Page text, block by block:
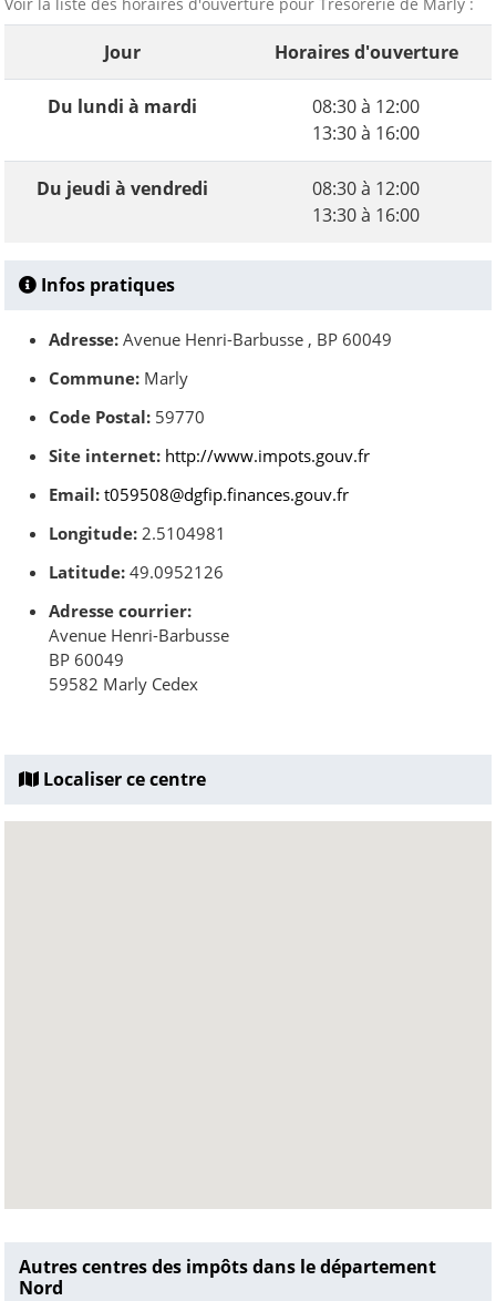
Jour Horaires d'ouverture
Du lundi à mardi
08:30 à 12:00
13:30 à 16:00
Du jeudi à vendredi
08:30 à 12:00
13:30 à 16:00
Infos pratiques
Adresse: Avenue Henri-Barbusse , BP 60049
Commune: Marly
Code Postal: 59770
Site internet: http://www.impots.gouv.fr
Email: t059508@dgfip.finances.gouv.fr
Longitude: 2.5104981
Latitude: 49.0952126
Adresse courrier:
Avenue Henri-Barbusse
BP 60049
59582 Marly Cedex
Localiser ce centre
Autres centres des impôts dans le département
Nord